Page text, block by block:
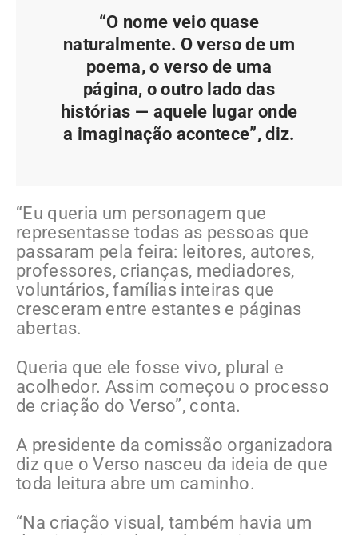
“O nome veio quase
naturalmente. O verso de um
poema, o verso de uma
página, o outro lado das
histórias — aquele lugar onde
a imaginação acontece”, diz.
“Eu queria um personagem que
representasse todas as pessoas que
passaram pela feira: leitores, autores,
professores, crianças, mediadores,
voluntários, famílias inteiras que
cresceram entre estantes e páginas
abertas.
Queria que ele fosse vivo, plural e
acolhedor. Assim começou o processo
de criação do Verso”, conta.
A presidente da comissão organizadora
diz que o Verso nasceu da ideia de que
toda leitura abre um caminho.
“Na criação visual, também havia um